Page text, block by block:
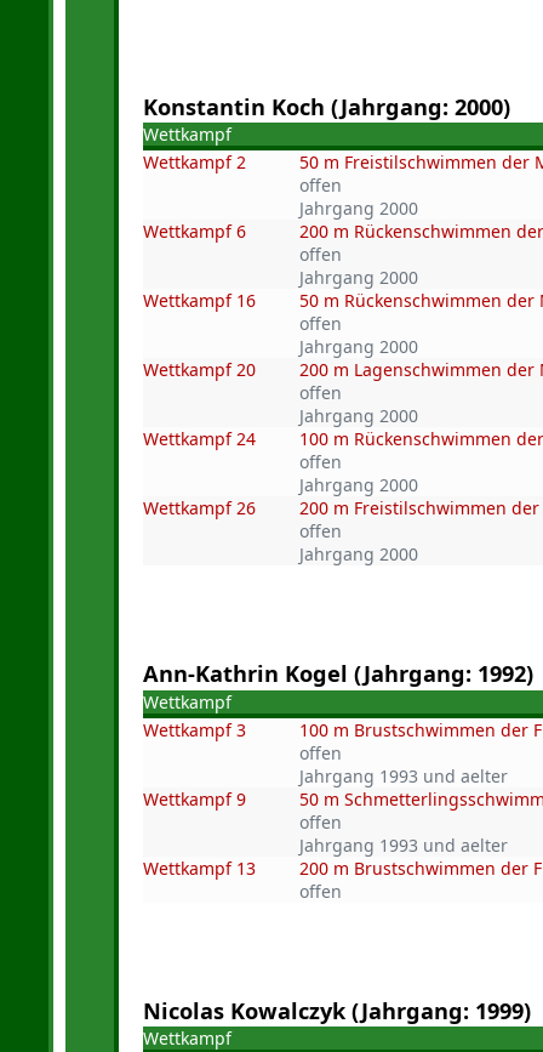
Konstantin Koch (Jahrgang: 2000)
Wettkampf
Wettkampf 2
50 m Freistilschwimmen der
offen
Jahrgang 2000
Wettkampf 6
200 m Rückenschwimmen
offen
Jahrgang 2000
Wettkampf 16
50 m Rückenschwimmen der
offen
Jahrgang 2000
Wettkampf 20
200 m Lagenschwimmen der
offen
Jahrgang 2000
Wettkampf 24
100 m Rückenschwimmen
offen
Jahrgang 2000
Wettkampf 26
200 m Freistilschwimmen
offen
Jahrgang 2000
Ann-Kathrin Kogel (Jahrgang: 1992)
Wettkampf
Wettkampf 3
100 m Brustschwimmen der
offen
Jahrgang 1993 und aelter
Wettkampf 9
50 m
offen
Jahrgang 1993 und aelter
Wettkampf 13
200 m Brustschwimmen der
offen
Nicolas Kowalczyk (Jahrgang: 1999)
Wettkampf